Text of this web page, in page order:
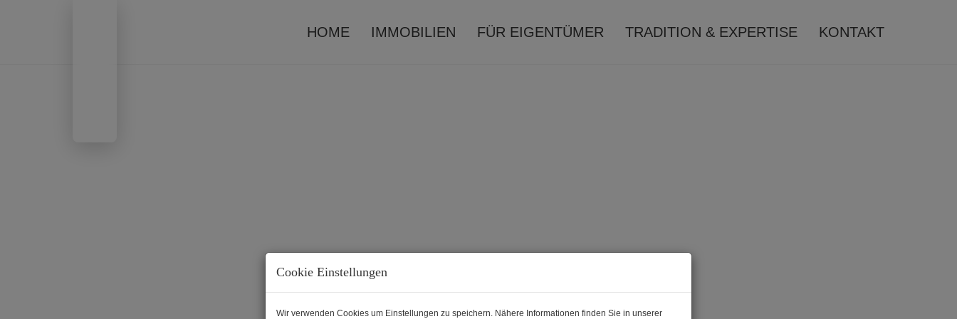
HOME IMMOBILIEN FÜR EIGENTÜMER TRADITION & EXPERTISE KONTAKT
Cookie Einstellungen
Wir verwenden Cookies um Einstellungen zu speichern. Nähere Informationen finden Sie in unserer